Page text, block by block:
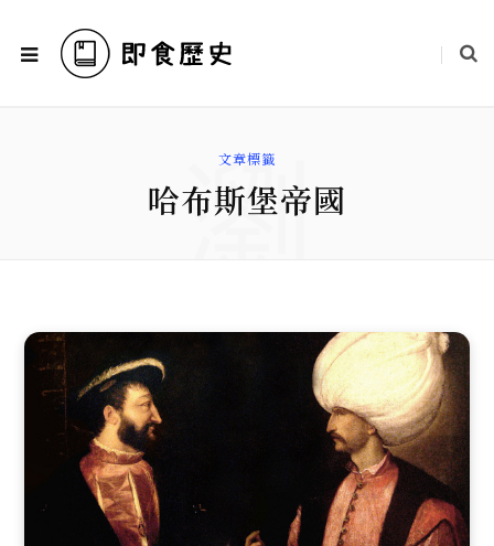
文章標籤
哈布斯堡帝國
瀏
覽